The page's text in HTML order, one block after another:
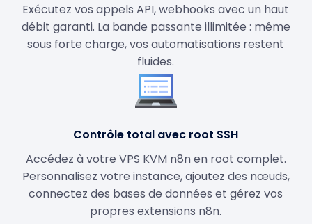
Exécutez vos appels API, webhooks avec un haut
débit garanti. La bande passante illimitée : même
sous forte charge, vos automatisations restent
fluides.
Contrôle total avec root SSH
Accédez à votre VPS KVM n8n en root complet.
Personnalisez votre instance, ajoutez des nœuds,
connectez des bases de données et gérez vos
propres extensions n8n.